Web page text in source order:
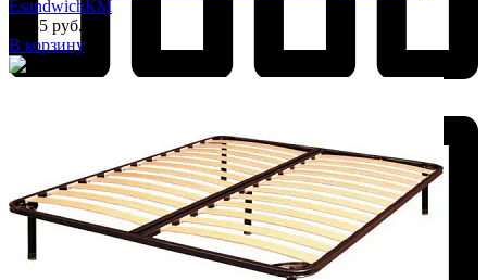
EsandwichКМ
7 385 руб.
В корзину